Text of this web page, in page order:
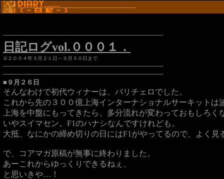
--------------------------------------------------------------------------------
日記ログvol.０００１．
①２００４年３月２１日～９月３０日まで
--------------------------------------------------------------------------------
--------------------------------------------------------------------------------
■９月２６日
そんなわけで初代ウィナーは、バリチェロでした。
これから先の３００億上海インターナショナルサーキット
上海を中盤にもってきたら、多分流れが変わっておもしろく
いやスイマセン。F1のハナシなんですけれども。
大抵、なにかの締め切りの日にはF1がやってるので、よく見
で、コアマガ原稿が無事に終わりました。
あーこれからゆっくりできるねぇ、
と思いきや…！